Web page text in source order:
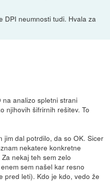
DPI neumnosti tudi. Hvala za
na analizo spletni strani
njihovih šifrirnih rešitev. To
jim dal potrdilo, da so OK. Sicer
nekatere konkretne
nekaj teh sem zelo
sem našel kar resno
pred leti). Kdo je kdo, vedo že